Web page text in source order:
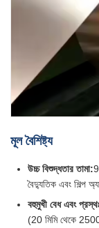
মূল বৈশিষ্ট্য
উচ্চ বিশুদ্ধতার তামা:
বৈদ্যুতিক এবং শিল্প
বহুমুখী বেধ এবং
(20 মিমি থেকে